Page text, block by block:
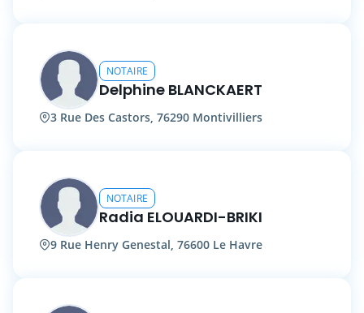
NOTAIRE
Delphine BLANCKAERT
3 Rue Des Castors, 76290 Montivilliers
NOTAIRE
Radia ELOUARDI-BRIKI
9 Rue Henry Genestal, 76600 Le Havre